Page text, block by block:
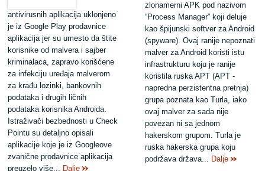
zlonamerni APK pod nazivom
“Process Manager” koji deluje
kao špijunski softver za Android
(spyware). Ovaj ranije nepoznati
malver za Android koristi istu
infrastrukturu koju je ranije
koristila ruska APT (APT -
napredna perzistentna pretnja)
grupa poznata kao Turla, iako
ovaj malver za sada nije
povezan ni sa jednom
hakerskom grupom. Turla je
ruska hakerska grupa koju
podržava država... Dalje
antivirusnih aplikacija uklonjeno
je iz Google Play prodavnice
aplikacija jer su umesto da štite
korisnike od malvera i sajber
kriminalaca, zapravo korišćene
za infekciju uređaja malverom
za krađu lozinki, bankovnih
podataka i drugih ličnih
podataka korisnika Androida.
Istraživači bezbednosti u Check
Pointu su detaljno opisali
aplikacije koje je iz Googleove
zvanične prodavnice aplikacija
preuzelo više... Dalje